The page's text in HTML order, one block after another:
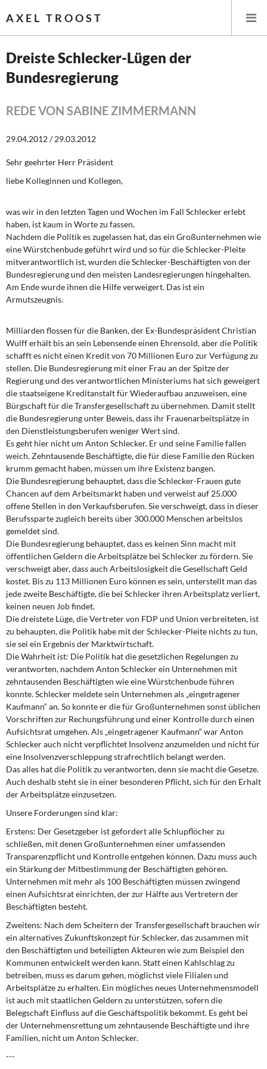
AXEL TROOST
Startseite
Themen
Leitlinien linker Wirtschafts- und Finanzpolitik
Wirtschaftspolitik
Öffentliche Infrastruktur und Daseinsvorsorge
Eurokrise und Griechenland
DIE LINKE
Weitere Themen
Memo-Gruppe
Institut Solidarische Moderne
Rosa-Luxemburg-Stiftung
Über mich
Kontakt
Dreiste Schlecker-Lügen der
Bundesregierung
REDE VON SABINE ZIMMERMANN
29.04.2012 / 29.03.2012
Sehr geehrter Herr Präsident
liebe Kolleginnen und Kollegen,
was wir in den letzten Tagen und Wochen im Fall Schlecker erlebt
haben, ist kaum in Worte zu fassen.
Nachdem die Politik es zugelassen hat, das ein Großunternehmen wie
eine Würstchenbude geführt wird und so für die Schlecker-Pleite
mitverantwortlich ist, wurden die Schlecker-Beschäftigten von der
Bundesregierung und den meisten Landesregierungen hingehalten.
Am Ende wurde ihnen die Hilfe verweigert. Das ist ein
Armutszeugnis.
Milliarden flossen für die Banken, der Ex-Bundespräsident Christian
Wulff erhält bis an sein Lebensende einen Ehrensold, aber die Politik
schafft es nicht einen Kredit von 70 Millionen Euro zur Verfügung zu
stellen. Die Bundesregierung mit einer Frau an der Spitze der
Regierung und des verantwortlichen Ministeriums hat sich geweigert
die staatseigene Kreditanstalt für Wiederaufbau anzuweisen, eine
Bürgschaft für die Transfergesellschaft zu übernehmen. Damit stellt
die Bundesregierung unter Beweis, dass ihr Frauenarbeitsplätze in
den Dienstleistungsberufen weniger Wert sind.
Es geht hier nicht um Anton Schlecker. Er und seine Familie fallen
weich. Zehntausende Beschäftigte, die für diese Familie den Rücken
krumm gemacht haben, müssen um ihre Existenz bangen.
Die Bundesregierung behauptet, dass die Schlecker-Frauen gute
Chancen auf dem Arbeitsmarkt haben und verweist auf 25.000
offene Stellen in den Verkaufsberufen. Sie verschweigt, dass in dieser
Berufssparte zugleich bereits über 300.000 Menschen arbeitslos
gemeldet sind.
Die Bundesregierung behauptet, dass es keinen Sinn macht mit
öffentlichen Geldern die Arbeitsplätze bei Schlecker zu fördern. Sie
verschweigt aber, dass auch Arbeitslosigkeit die Gesellschaft Geld
kostet. Bis zu 113 Millionen Euro können es sein, unterstellt man das
jede zweite Beschäftigte, die bei Schlecker ihren Arbeitsplatz verliert,
keinen neuen Job findet.
Die dreistete Lüge, die Vertreter von FDP und Union verbreiteten, ist
zu behaupten, die Politik habe mit der Schlecker-Pleite nichts zu tun,
sie sei ein Ergebnis der Marktwirtschaft.
Die Wahrheit ist: Die Politik hat die gesetzlichen Regelungen zu
verantworten, nachdem Anton Schlecker ein Unternehmen mit
zehntausenden Beschäftigten wie eine Würstchenbude führen
konnte. Schlecker meldete sein Unternehmen als „eingetragener
Kaufmann“ an. So konnte er die für Großunternehmen sonst üblichen
Vorschriften zur Rechungsführung und einer Kontrolle durch einen
Aufsichtsrat umgehen. Als „eingetragener Kaufmann“ war Anton
Schlecker auch nicht verpflichtet Insolvenz anzumelden und nicht für
eine Insolvenzverschleppung strafrechtlich belangt werden.
Das alles hat die Politik zu verantworten, denn sie macht die Gesetze.
Auch deshalb steht sie in einer besonderen Pflicht, sich für den Erhalt
der Arbeitsplätze einzusetzen.
Unsere Forderungen sind klar:
Erstens: Der Gesetzgeber ist gefordert alle Schlupflöcher zu
schließen, mit denen Großunternehmen einer umfassenden
Transparenzpflicht und Kontrolle entgehen können. Dazu muss auch
ein Stärkung der Mitbestimmung der Beschäftigten gehören.
Unternehmen mit mehr als 100 Beschäftigten müssen zwingend
einen Aufsichtsrat einrichten, der zur Hälfte aus Vertretern der
Beschäftigten besteht.
Zweitens: Nach dem Scheitern der Transfergesellschaft brauchen wir
ein alternatives Zukunftskonzept für Schlecker, das zusammen mit
den Beschäftigten und beteiligten Akteuren wie zum Beispiel den
Kommunen entwickelt werden kann. Statt einen Kahlschlag zu
betreiben, muss es darum gehen, möglichst viele Filialen und
Arbeitsplätze zu erhalten. Ein mögliches neues Unternehmensmodell
ist auch mit staatlichen Geldern zu unterstützen, sofern die
Belegschaft Einfluss auf die Geschäftspolitik bekommt. Es geht bei
der Unternehmensrettung um zehntausende Beschäftigte und ihre
Familien, nicht um Anton Schlecker.
---